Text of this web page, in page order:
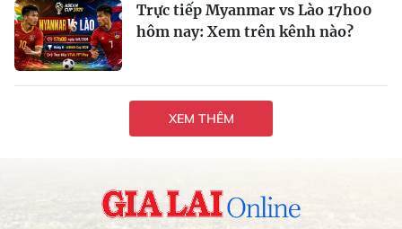
Trực tiếp Myanmar vs Lào 17h00
hôm nay: Xem trên kênh nào?
XEM THÊM